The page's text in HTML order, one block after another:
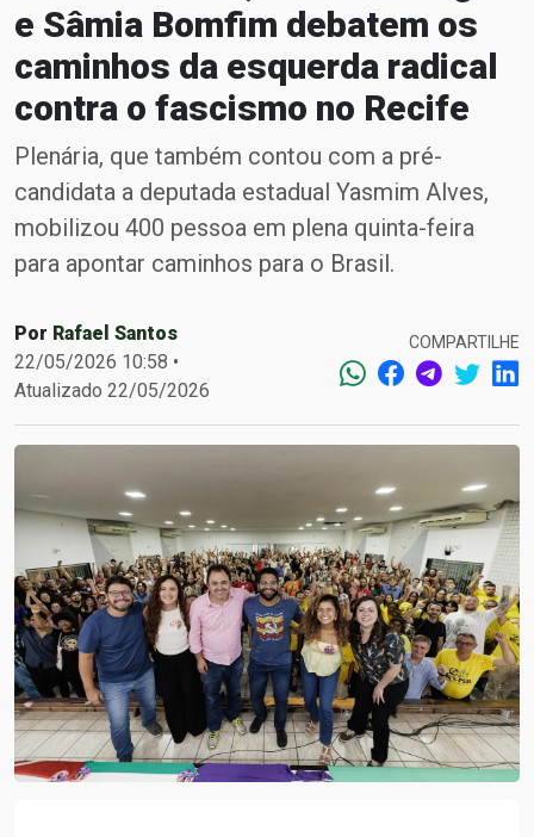
e Sâmia Bomfim debatem os
caminhos da esquerda radical
contra o fascismo no Recife
Plenária, que também contou com a pré-
candidata a deputada estadual Yasmim Alves,
mobilizou 400 pessoa em plena quinta-feira
para apontar caminhos para o Brasil.
Por Rafael Santos
22/05/2026 10:58 •
Atualizado 22/05/2026
COMPARTILHE